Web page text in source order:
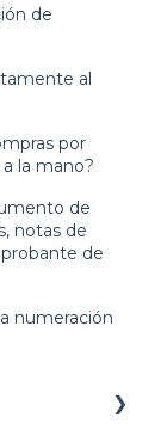
de
al
por
la mano?
de
notas de
de
numeración